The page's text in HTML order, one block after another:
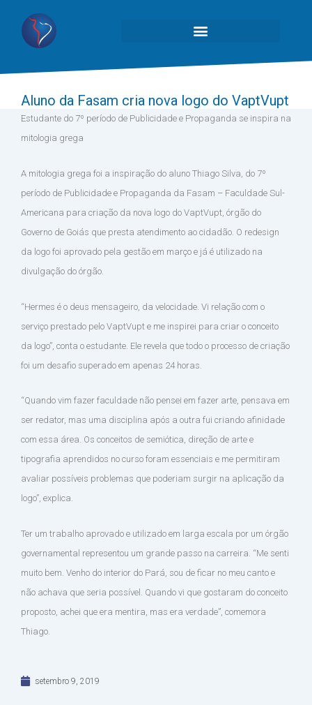
Aluno da Fasam cria nova logo do VaptVupt
Estudante do 7º período de Publicidade e Propaganda se inspira na
mitologia grega
A mitologia grega foi a inspiração do aluno Thiago Silva, do 7º
período de Publicidade e Propaganda da Fasam – Faculdade Sul-
Americana para criação da nova logo do VaptVupt, órgão do
Governo de Goiás que presta atendimento ao cidadão. O redesign
da logo foi aprovado pela gestão em março e já é utilizado na
divulgação do órgão.
“Hermes é o deus mensageiro, da velocidade. Vi relação com o
serviço prestado pelo VaptVupt e me inspirei para criar o conceito
da logo”, conta o estudante. Ele revela que todo o processo de criação
foi um desafio superado em apenas 24 horas.
“Quando vim fazer faculdade não pensei em fazer arte, pensava em
ser redator, mas uma disciplina após a outra fui criando afinidade
com essa área. Os conceitos de semiótica, direção de arte e
tipografia aprendidos no curso foram essenciais e me permitiram
avaliar possíveis problemas que poderiam surgir na aplicação da
logo”, explica.
Ter um trabalho aprovado e utilizado em larga escala por um órgão
governamental representou um grande passo na carreira. “Me senti
muito bem. Venho do interior do Pará, sou de ficar no meu canto e
não achava que seria possível. Quando vi que gostaram do conceito
proposto, achei que era mentira, mas era verdade”, comemora
Thiago.
setembro 9, 2019